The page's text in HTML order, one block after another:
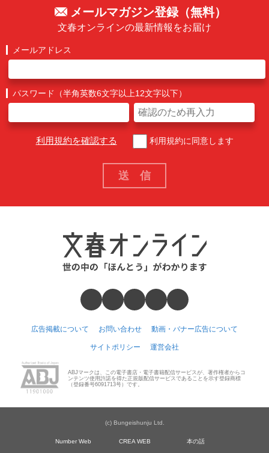
メールマガジン登録（無料）
文春オンラインの最新情報をお届け
メールアドレス
パスワード（半角英数6文字以上12文字以下）
利用規約を確認する 利用規約に同意します
広告掲載について お問い合わせ 動画・バナー広告について
サイトポリシー 運営会社
ABJマークは、この電子書店・電子書籍配信サービスが、著作権者からコ
ンテンツ使用許諾を得た正規版配信サービスであることを示す登録商標
（登録番号6091713号）です。
(c) Bungeishunju Ltd.
Number Web CREA WEB 本の話